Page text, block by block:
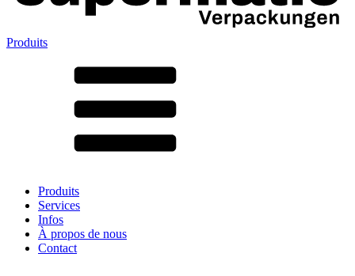
Produits
Produits
Services
Infos
À propos de nous
Contact